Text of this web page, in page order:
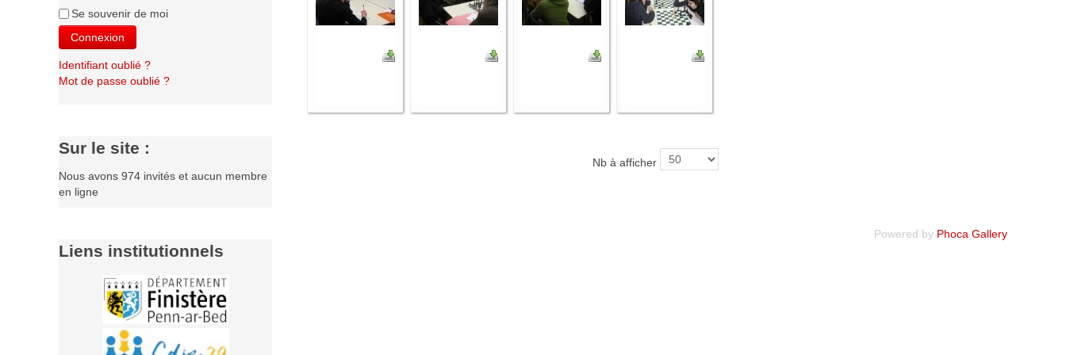
Nb à afficher
Powered by Phoca Gallery
Se souvenir de moi
Connexion
Identifiant oublié ?
Mot de passe oublié ?
Sur le site :
Nous avons 974 invités et aucun membre
en ligne
Liens institutionnels